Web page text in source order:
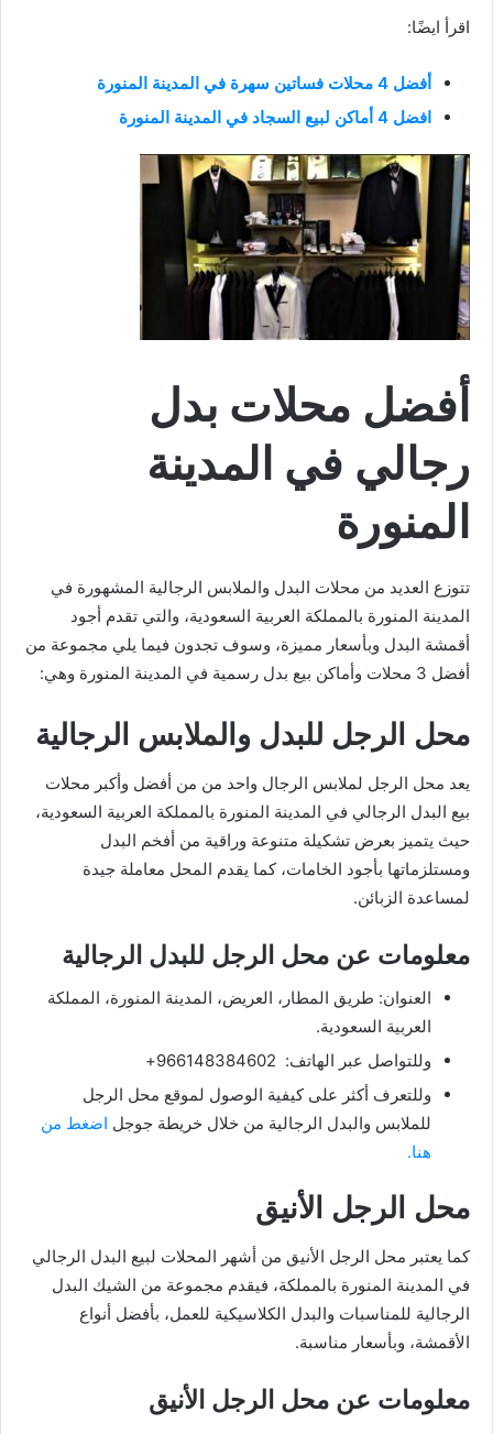
اقرأ ايضًا:
أفضل 4 محلات فساتين سهرة في المدينة المنورة
افضل 4 أماكن لبيع السجاد في المدينة المنورة
أفضل محلات بدل
رجالي في المدينة
المنورة
تتوزع العديد من محلات البدل والملابس الرجالية المشهورة في
المدينة المنورة بالمملكة العربية السعودية، والتي تقدم أجود
أقمشة البدل وبأسعار مميزة، وسوف تجدون فيما يلي مجموعة من
أفضل 3 محلات وأماكن بيع بدل رسمية في المدينة المنورة وهي:
محل الرجل للبدل والملابس الرجالية
يعد محل الرجل لملابس الرجال واحد من من أفضل وأكبر محلات
بيع البدل الرجالي في المدينة المنورة بالمملكة العربية السعودية،
حيث يتميز بعرض تشكيلة متنوعة وراقية من أفخم البدل
ومستلزماتها بأجود الخامات، كما يقدم المحل معاملة جيدة
لمساعدة الزبائن.
معلومات عن محل الرجل للبدل الرجالية
العنوان: طريق المطار، العريض، المدينة المنورة، المملكة
العربية السعودية.
وللتواصل عبر الهاتف: 966148384602+
وللتعرف أكثر على كيفية الوصول لموقع محل الرجل
للملابس والبدل الرجالية من خلال خريطة جوجل اضغط من
هنا.
محل الرجل الأنيق
كما يعتبر محل الرجل الأنيق من أشهر المحلات لبيع البدل الرجالي
في المدينة المنورة بالمملكة، فيقدم مجموعة من الشيك البدل
الرجالية للمناسبات والبدل الكلاسيكية للعمل، بأفضل أنواع
الأقمشة، وبأسعار مناسبة.
معلومات عن محل الرجل الأنيق